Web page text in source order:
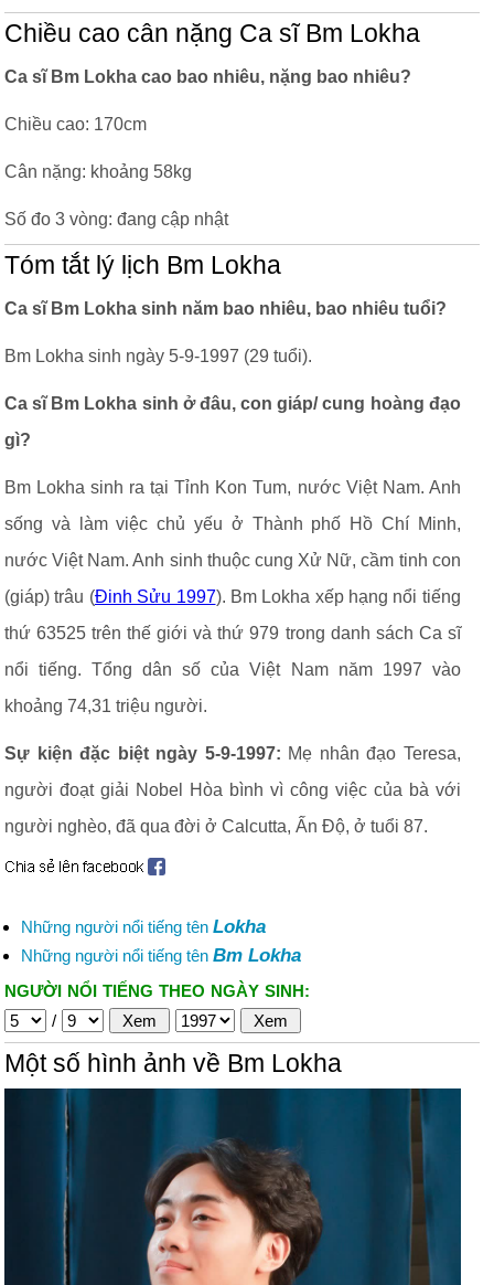
Chiều cao cân nặng Ca sĩ Bm Lokha
Ca sĩ Bm Lokha cao bao nhiêu, nặng bao nhiêu?
Chiều cao: 170cm
Cân nặng: khoảng 58kg
Số đo 3 vòng: đang cập nhật
Tóm tắt lý lịch Bm Lokha
Ca sĩ Bm Lokha sinh năm bao nhiêu, bao nhiêu tuổi?
Bm Lokha sinh ngày 5-9-1997 (29 tuổi).
Ca sĩ Bm Lokha sinh ở đâu, con giáp/ cung hoàng đạo
gì?
Bm Lokha sinh ra tại Tỉnh Kon Tum, nước Việt Nam. Anh
sống và làm việc chủ yếu ở Thành phố Hồ Chí Minh,
nước Việt Nam. Anh sinh thuộc cung Xử Nữ, cầm tinh con
(giáp) trâu (Đinh Sửu 1997). Bm Lokha xếp hạng nổi tiếng
thứ 63525 trên thế giới và thứ 979 trong danh sách Ca sĩ
nổi tiếng. Tổng dân số của Việt Nam năm 1997 vào
khoảng 74,31 triệu người.
Sự kiện đặc biệt ngày 5-9-1997: Mẹ nhân đạo Teresa,
người đoạt giải Nobel Hòa bình vì công việc của bà với
người nghèo, đã qua đời ở Calcutta, Ấn Độ, ở tuổi 87.
Những người nổi tiếng tên Lokha
Những người nổi tiếng tên Bm Lokha
NGƯỜI NỔI TIẾNG THEO NGÀY SINH:
/
Một số hình ảnh về Bm Lokha